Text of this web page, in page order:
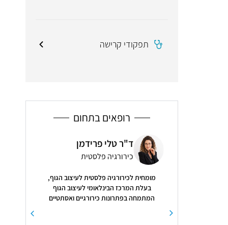
תפקודי קרישה
רופאים בתחום
ד"ר טלי פרידמן
כירורגיה פלסטית
מומחית לכירורגיה פלסטית לעיצוב הגוף,
בעלת המרכז הבינלאומי לעיצוב הגוף
המתמחה בפתרונות כירורגיים ואסתטיים